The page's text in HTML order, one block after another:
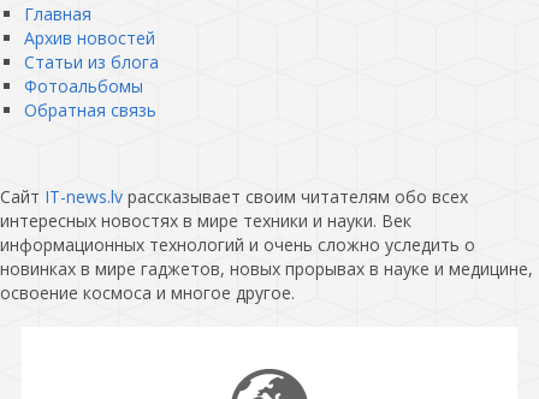
Главная
Архив новостей
Статьи из блога
Фотоальбомы
Обратная связь
Сайт IT-news.lv рассказывает своим читателям обо всех
интересных новостях в мире техники и науки. Век
информационных технологий и очень сложно уследить о
новинках в мире гаджетов, новых прорывах в науке и медицине,
освоение космоса и многое другое.